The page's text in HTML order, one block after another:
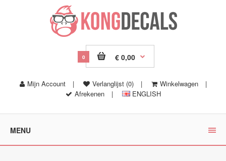
0 € 0,00
Mijn Account | Verlanglijst (0) | Winkelwagen
|
Afrekenen
| ENGLISH
MENU